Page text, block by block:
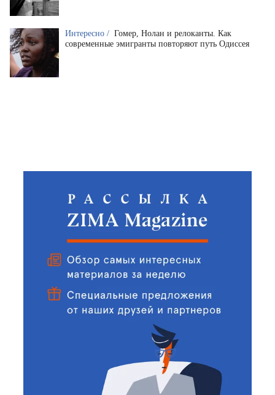
Интересно / Гомер, Нолан и релоканты. Как
современные эмигранты повторяют путь Одиссея